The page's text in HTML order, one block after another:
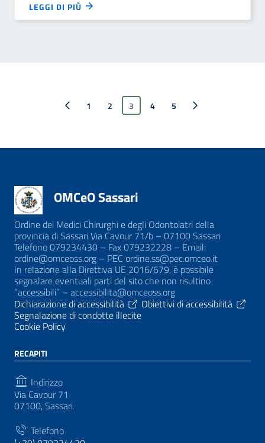
LEGGI DI PIÙ
Pagina precedente
1 2 3 4 5
Pagina successiva
OMCeO Sassari
Ordine dei Medici Chirurghi e degli Odontoiatri della
provincia di Sassari Via Cavour 71/b – 07100 Sassari
Telefono 079234430 – Fax 079232228 – Email:
ordine@omceoss.org – PEC ordine.ss@pec.omceo.it
In relazione alla Direttiva UE 2016/679, è possibile
segnalare eventuali parti del sito che non risultino
“accessibili” – accessibilita@omceoss.org
Dichiarazione di accessibilità
Obiettivi di accessibilità
Segnalazione di condotte illecite
Cookie Policy
RECAPITI
Indirizzo
Via Cavour 71
07100, Sassari
Telefono